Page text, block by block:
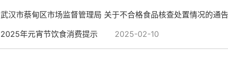
武汉市蔡甸区市场监督管理局 关于不合格食品核查处置情况的通告
2025年元宵节饮食消费提示
2025-02-10